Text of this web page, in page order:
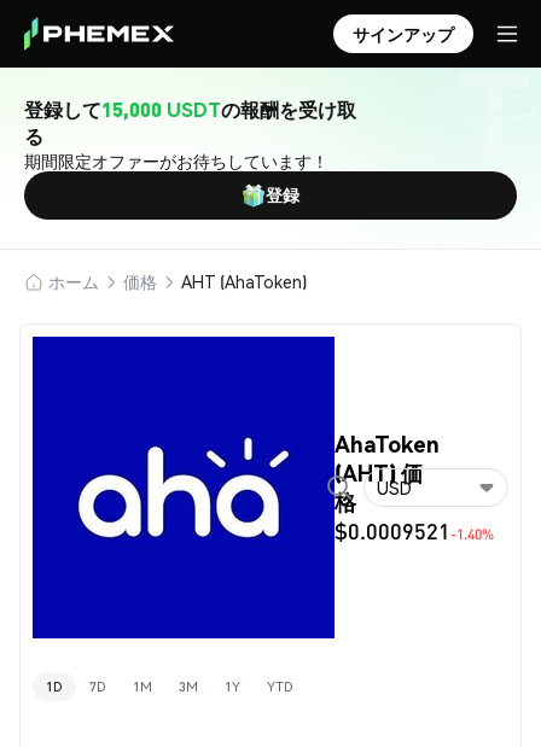
サインアップ
登録して15,000 USDTの報酬を受け取
る
期間限定オファーがお待ちしています！
登録
ホーム 価格 AHT (AhaToken)
AhaToken
(AHT) 価
格
$0.0009521 -1.40%
USD
1D 7D 1M 3M 1Y YTD